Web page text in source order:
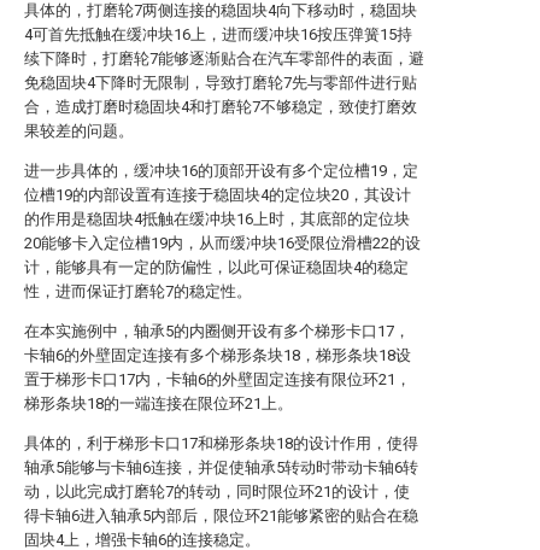
具体的，打磨轮7两侧连接的稳固块4向下移动时，稳固块
4可首先抵触在缓冲块16上，进而缓冲块16按压弹簧15持
续下降时，打磨轮7能够逐渐贴合在汽车零部件的表面，避
免稳固块4下降时无限制，导致打磨轮7先与零部件进行贴
合，造成打磨时稳固块4和打磨轮7不够稳定，致使打磨效
果较差的问题。
进一步具体的，缓冲块16的顶部开设有多个定位槽19，定
位槽19的内部设置有连接于稳固块4的定位块20，其设计
的作用是稳固块4抵触在缓冲块16上时，其底部的定位块
20能够卡入定位槽19内，从而缓冲块16受限位滑槽22的设
计，能够具有一定的防偏性，以此可保证稳固块4的稳定
性，进而保证打磨轮7的稳定性。
在本实施例中，轴承5的内圈侧开设有多个梯形卡口17，
卡轴6的外壁固定连接有多个梯形条块18，梯形条块18设
置于梯形卡口17内，卡轴6的外壁固定连接有限位环21，
梯形条块18的一端连接在限位环21上。
具体的，利于梯形卡口17和梯形条块18的设计作用，使得
轴承5能够与卡轴6连接，并促使轴承5转动时带动卡轴6转
动，以此完成打磨轮7的转动，同时限位环21的设计，使
得卡轴6进入轴承5内部后，限位环21能够紧密的贴合在稳
固块4上，增强卡轴6的连接稳定。